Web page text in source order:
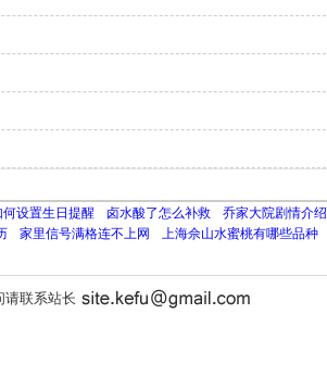
设置生日提醒 卤水酸了怎么补救 乔家大院剧情介绍
家里信号满格连不上网 上海佘山水蜜桃有哪些品种
联系站长